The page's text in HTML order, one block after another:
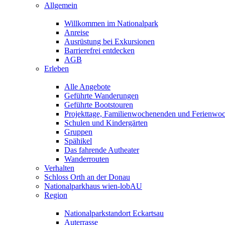
Allgemein
Willkommen im Nationalpark
Anreise
Ausrüstung bei Exkursionen
Barrierefrei entdecken
AGB
Erleben
Alle Angebote
Geführte Wanderungen
Geführte Bootstouren
Projekttage, Familienwochenenden und
Schulen und Kindergärten
Gruppen
Spähikel
Das fahrende Autheater
Wanderrouten
Verhalten
Schloss Orth an der Donau
Nationalparkhaus wien-lobAU
Region
Nationalparkstandort Eckartsau
Auterrasse